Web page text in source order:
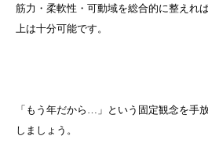
筋力・柔軟性・可動域を総合的に整えれ
上は十分可能です。
「もう年だから…」という固定観念を手
しましょう。